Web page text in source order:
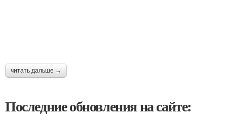
читать дальше →
Последние обновления на сайте: